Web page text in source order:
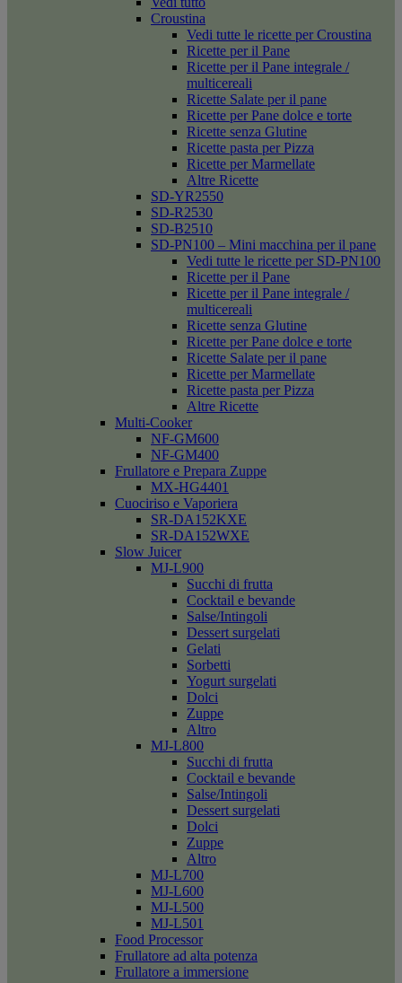
Croustina
Vedi tutte le ricette per Croustina
Ricette per il Pane
Ricette per il Pane integrale /
multicereali
Ricette Salate per il pane
Ricette per Pane dolce e torte
Ricette senza Glutine
Ricette pasta per Pizza
Ricette per Marmellate
Altre Ricette
SD-YR2550
SD-R2530
SD-B2510
SD-PN100 – Mini macchina per il pane
Vedi tutte le ricette per SD-PN100
Ricette per il Pane
Ricette per il Pane integrale /
multicereali
Ricette senza Glutine
Ricette per Pane dolce e torte
Ricette Salate per il pane
Ricette per Marmellate
Ricette pasta per Pizza
Altre Ricette
Multi-Cooker
NF-GM600
NF-GM400
Frullatore e Prepara Zuppe
MX-HG4401
Cuociriso e Vaporiera
SR-DA152KXE
SR-DA152WXE
Slow Juicer
MJ-L900
Succhi di frutta
Cocktail e bevande
Salse/Intingoli
Dessert surgelati
Gelati
Sorbetti
Yogurt surgelati
Dolci
Zuppe
Altro
MJ-L800
Succhi di frutta
Cocktail e bevande
Salse/Intingoli
Dessert surgelati
Dolci
Zuppe
Altro
MJ-L700
MJ-L600
MJ-L500
MJ-L501
Food Processor
Frullatore ad alta potenza
Frullatore a immersione